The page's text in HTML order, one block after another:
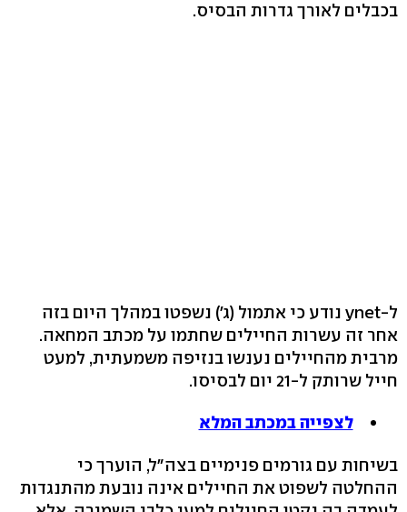
בכבלים לאורך גדרות הבסיס.
ל-ynet נודע כי אתמול (ג') נשפטו במהלך היום בזה
אחר זה עשרות החיילים שחתמו על מכתב המחאה.
מרבית מהחיילים נענשו בנזיפה משמעתית, למעט
חייל שרותק ל-21 יום לבסיסו.
לצפייה במכתב המלא
בשיחות עם גורמים פנימיים בצה"ל, הוערך כי
ההחלטה לשפוט את החיילים אינה נובעת מהתנגדות